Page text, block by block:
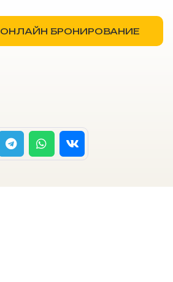
ОНЛАЙН БРОНИРОВАНИЕ